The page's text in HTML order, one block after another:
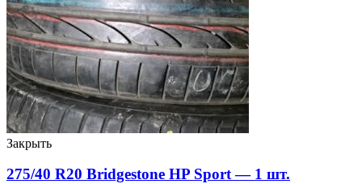
Закрыть
275/40 R20 Bridgestone HP Sport — 1 шт.